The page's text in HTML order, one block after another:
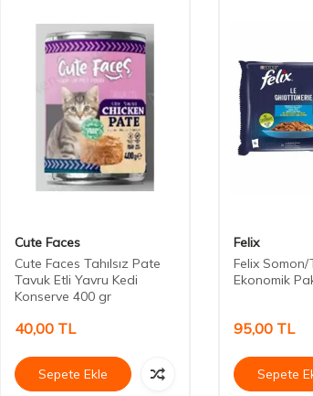
Cute Faces
Cute Faces Tahılsız Pate
Tavuk Etli Yavru Kedi
Konserve 400 gr
40,00 TL
Sepete Ekle
Felix
Felix Somon/
Ekonomik
95,00 TL
Sepete